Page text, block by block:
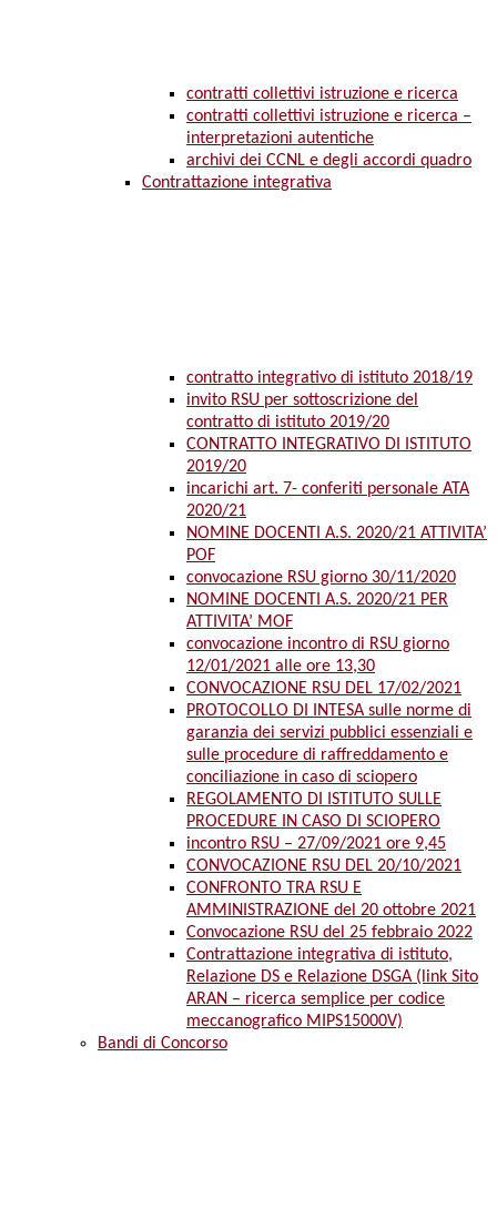
contratti collettivi istruzione e ricerca
contratti collettivi istruzione e ricerca –
interpretazioni autentiche
archivi dei CCNL e degli accordi quadro
Contrattazione integrativa
contratto integrativo di istituto 2018/19
invito RSU per sottoscrizione del
contratto di istituto 2019/20
CONTRATTO INTEGRATIVO DI ISTITUTO
2019/20
incarichi art. 7- conferiti personale ATA
2020/21
NOMINE DOCENTI A.S. 2020/21 ATTIVITA’
POF
convocazione RSU giorno 30/11/2020
NOMINE DOCENTI A.S. 2020/21 PER
ATTIVITA’ MOF
convocazione incontro di RSU giorno
12/01/2021 alle ore 13,30
CONVOCAZIONE RSU DEL 17/02/2021
PROTOCOLLO DI INTESA sulle norme di
garanzia dei servizi pubblici essenziali e
sulle procedure di raffreddamento e
conciliazione in caso di sciopero
REGOLAMENTO DI ISTITUTO SULLE
PROCEDURE IN CASO DI SCIOPERO
incontro RSU – 27/09/2021 ore 9,45
CONVOCAZIONE RSU DEL 20/10/2021
CONFRONTO TRA RSU E
AMMINISTRAZIONE del 20 ottobre 2021
Convocazione RSU del 25 febbraio 2022
Contrattazione integrativa di istituto,
Relazione DS e Relazione DSGA (link Sito
ARAN – ricerca semplice per codice
meccanografico MIPS15000V)
Bandi di Concorso